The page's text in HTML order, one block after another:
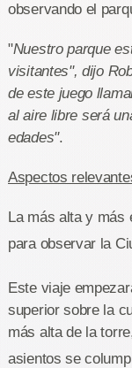
observando el
"Nuestro parque
visitantes", dijo
de este juego
al aire libre será
edades".
Aspectos
La más alta y más
para observar la
Este viaje
superior sobre la
más alta de la
asientos se